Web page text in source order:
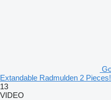
Extandable Radmulden 2
13
VIDEO